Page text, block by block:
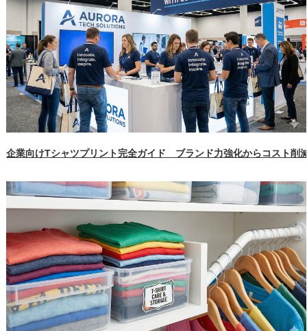
企業向けTシャツプリント完全ガイド ブランド力強化からコスト削